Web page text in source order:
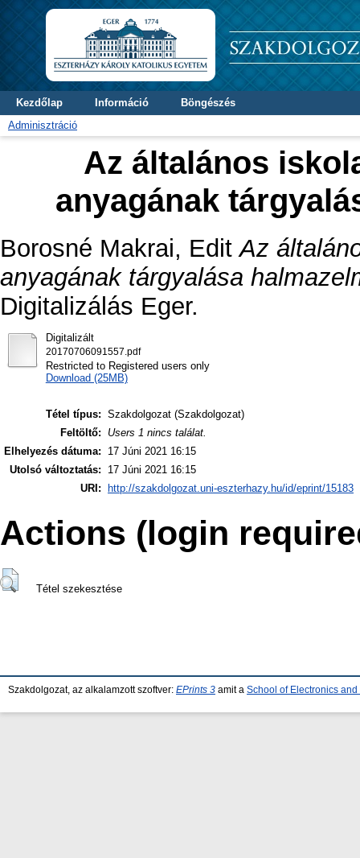
Kezdőlap Információ
Böngészés
Adminisztráció
Az általános
anyagának
Borosné Makrai, Edit Az
anyagának tárgyalása
Digitalizálás Eger.
Digitalizált
20170706091557.pdf
Restricted to Registered users only
Download (25MB)
Tétel típus: Szakdolgozat (Szakdolgozat)
Feltöltő:
Users 1 nincs találat.
Elhelyezés dátuma:
17 Júni 2021 16:15
Utolsó változtatás:
17 Júni 2021 16:15
URI:
http://szakdolgozat.uni-eszterhazy.hu/id/eprint/15183
Actions (login
Tétel szekesztése
Szakdolgozat, az alkalamzott szoftver: EPrints 3 amit a School of Electronics